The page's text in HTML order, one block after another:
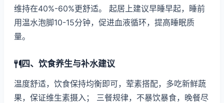
维持在40%-60%更舒适。 起居上建议早睡早起，睡前
用温水泡脚10-15分钟，促进血液循环，提高睡眠质
量。
四、饮食养生与补水建议
温度舒适，饮食保持均衡即可，荤素搭配，多吃新鲜蔬
果，保证维生素摄入； 三餐规律，不暴饮暴食，晚餐尽